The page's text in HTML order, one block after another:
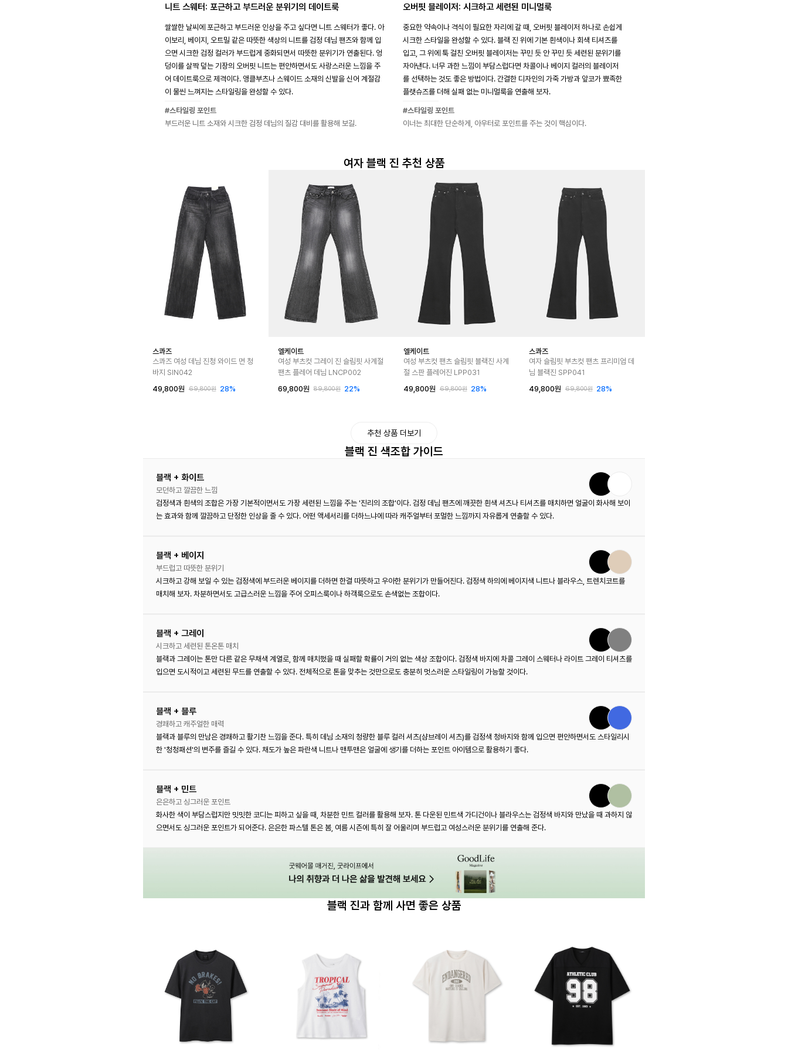
니트 스웨터: 포근하고 부드러운 분위기의 데이트룩
쌀쌀한 날씨에 포근하고 부드러운 인상을 주고 싶다면 니트 스웨터가 좋다. 아
이보리, 베이지, 오트밀 같은 따뜻한 색상의 니트를 검정 데님 팬츠와 함께 입
으면 시크한 검정 컬러가 부드럽게 중화되면서 따뜻한 분위기가 연출된다. 엉
덩이를 살짝 덮는 기장의 오버핏 니트는 편안하면서도 사랑스러운 느낌을 주
어 데이트룩으로 제격이다. 앵클부츠나 스웨이드 소재의 신발을 신어 계절감
이 물씬 느껴지는 스타일링을 완성할 수 있다.
#스타일링 포인트
부드러운 니트 소재와 시크한 검정 데님의 질감 대비를 활용해 보길.
오버핏 블레이저: 시크하고 세련된 미니멀룩
중요한 약속이나 격식이 필요한 자리에 갈 때, 오버핏 블레이저 하나로 손쉽게
시크한 스타일을 완성할 수 있다. 블랙 진 위에 기본 흰색이나 회색 티셔츠를
입고, 그 위에 툭 걸친 오버핏 블레이저는 꾸민 듯 안 꾸민 듯 세련된 분위기를
자아낸다. 너무 과한 느낌이 부담스럽다면 차콜이나 베이지 컬러의 블레이저
를 선택하는 것도 좋은 방법이다. 간결한 디자인의 가죽 가방과 앞코가 뾰족한
플랫슈즈를 더해 실패 없는 미니멀룩을 연출해 보자.
#스타일링 포인트
이너는 최대한 단순하게, 아우터로 포인트를 주는 것이 핵심이다.
여자 블랙 진 추천 상품
스콰즈
스콰즈 여성 데님 진청 와이드 면 청
바지 SIN042
49,800원
69,800원 28%
엘케이트
여성 부츠컷 그레이 진 슬림핏 사계절
팬츠 플레어 데님 LNCP002
69,800원
89,800원 22%
엘케이트
여성 부츠컷 팬츠 슬림핏 블랙진 사계
절 스판 플레어진 LPP031
49,800원
69,800원 28%
스콰즈
여자 슬림핏 부츠컷 팬츠 프리미엄 데
님 블랙진 SPP041
49,800원
69,800원 28%
추천 상품 더보기
블랙 진 색조합 가이드
블랙 + 화이트
모던하고 깔끔한 느낌
검정색과 흰색의 조합은 가장 기본적이면서도 가장 세련된 느낌을 주는 '진리의 조합'이다. 검정 데님 팬츠에 깨끗한 흰색 셔츠나 티셔츠를 매치하면 얼굴이 화사해 보이
는 효과와 함께 깔끔하고 단정한 인상을 줄 수 있다. 어떤 액세서리를 더하느냐에 따라 캐주얼부터 포멀한 느낌까지 자유롭게 연출할 수 있다.
블랙 + 베이지
부드럽고 따뜻한 분위기
시크하고 강해 보일 수 있는 검정색에 부드러운 베이지를 더하면 한결 따뜻하고 우아한 분위기가 만들어진다. 검정색 하의에 베이지색 니트나 블라우스, 트렌치코트를
매치해 보자. 차분하면서도 고급스러운 느낌을 주어 오피스룩이나 하객룩으로도 손색없는 조합이다.
블랙 + 그레이
시크하고 세련된 톤온톤 매치
블랙과 그레이는 톤만 다른 같은 무채색 계열로, 함께 매치했을 때 실패할 확률이 거의 없는 색상 조합이다. 검정색 바지에 차콜 그레이 스웨터나 라이트 그레이 티셔츠를
입으면 도시적이고 세련된 무드를 연출할 수 있다. 전체적으로 톤을 맞추는 것만으로도 충분히 멋스러운 스타일링이 가능할 것이다.
블랙 + 블루
경쾌하고 캐주얼한 매력
블랙과 블루의 만남은 경쾌하고 활기찬 느낌을 준다. 특히 데님 소재의 청량한 블루 컬러 셔츠(샴브레이 셔츠)를 검정색 청바지와 함께 입으면 편안하면서도 스타일리시
한 '청청패션'의 변주를 즐길 수 있다. 채도가 높은 파란색 니트나 맨투맨은 얼굴에 생기를 더하는 포인트 아이템으로 활용하기 좋다.
블랙 + 민트
은은하고 싱그러운 포인트
화사한 색이 부담스럽지만 밋밋한 코디는 피하고 싶을 때, 차분한 민트 컬러를 활용해 보자. 톤 다운된 민트색 가디건이나 블라우스는 검정색 바지와 만났을 때 과하지 않
으면서도 싱그러운 포인트가 되어준다. 은은한 파스텔 톤은 봄, 여름 시즌에 특히 잘 어울리며 부드럽고 여성스러운 분위기를 연출해 준다.
블랙 진과 함께 사면 좋은 상품